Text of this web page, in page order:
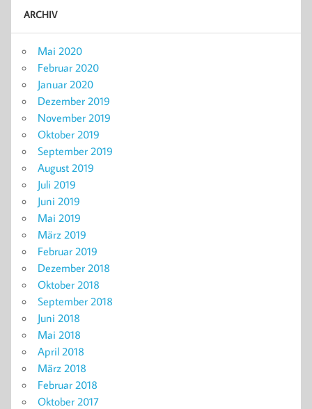
ARCHIV
Mai 2020
Februar 2020
Januar 2020
Dezember 2019
November 2019
Oktober 2019
September 2019
August 2019
Juli 2019
Juni 2019
Mai 2019
März 2019
Februar 2019
Dezember 2018
Oktober 2018
September 2018
Juni 2018
Mai 2018
April 2018
März 2018
Februar 2018
Oktober 2017